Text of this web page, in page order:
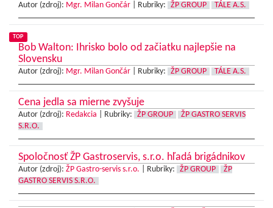
Autor (zdroj): Mgr. Milan Gončár Rubriky: ŽP GROUP TÁLE A.S.
TOP
Bob Walton: Ihrisko bolo od začiatku najlepšie na
Slovensku
Autor (zdroj): Mgr. Milan Gončár Rubriky: ŽP GROUP TÁLE A.S.
Cena jedla sa mierne zvyšuje
Autor (zdroj): Redakcia Rubriky: ŽP GROUP
ŽP GASTRO SERVIS
S.R.O.
Spoločnosť ŽP Gastroservis, s.r.o. hľadá brigádnikov
Autor (zdroj): ŽP Gastro-servis s.r.o. Rubriky: ŽP GROUP
ŽP
GASTRO SERVIS S.R.O.